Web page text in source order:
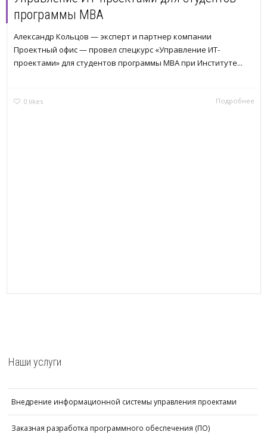
программы МВА
Александр Кольцов — эксперт и партнер компании
Проектный офис — провел спецкурс «Управление ИТ-
проектами» для студентов программы MBA при Институте...
0 likes Подробнее
Наши услуги
Внедрение информационной системы управления проектами
Заказная разработка программного обеспечения (ПО)